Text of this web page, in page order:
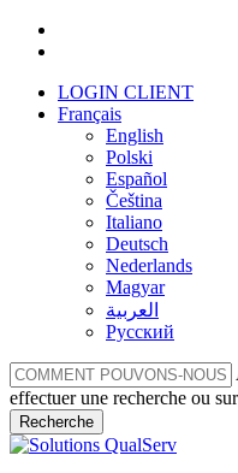
Skip
contentLOGIN CLIENT
Français
English
Polski
Español
Čeština
Italiano
Deutsch
Nederlands
Magyar
العربية‏
Русский
effectuer une recherche ou
Recherche
Fermer